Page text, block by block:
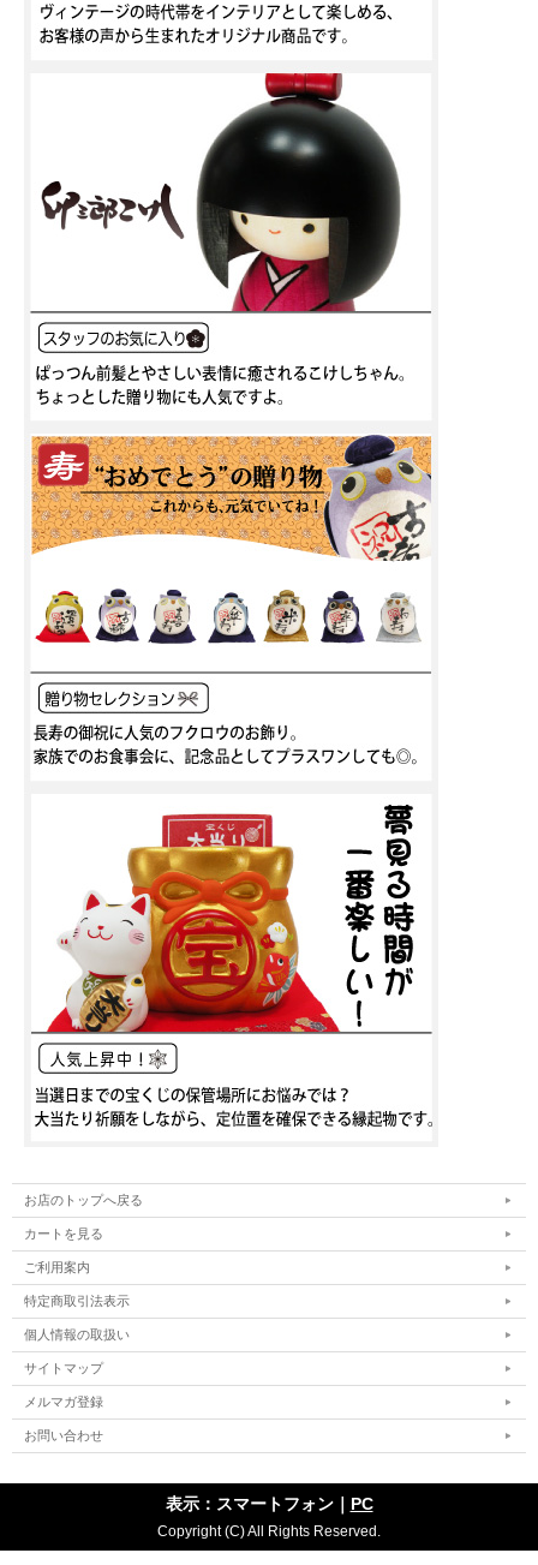
お店のトップへ戻る
カートを見る
ご利用案内
特定商取引法表示
個人情報の取扱い
サイトマップ
メルマガ登録
お問い合わせ
表示：スマートフォン｜ PC
Copyright (C) All Rights Reserved.